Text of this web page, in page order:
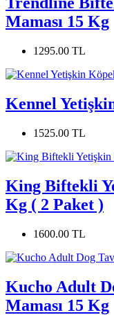
Maması 15 Kg
1295.00 TL
Kennel
1525.00 TL
King Biftekli
Kg ( 2 Paket )
1600.00 TL
Kucho Adult
Maması 15 Kg